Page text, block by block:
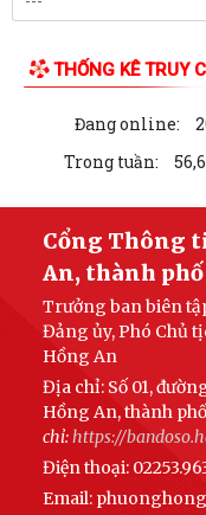
THUỐC CHO ĐỐI TƯỢNG
Phường Hồng An tổ
gia đình có đất mộ thuộc
NGHIỆP TRÊN ĐỊA BÀN VỀ
PHƯỜNG HỒNG AN: ĐƯA
TẠI 16 TỔ DÂN PHỐ –
PHƯỜNG HỒNG AN ĐẨY
CHÍ TOÀN QUỐC VỀ XÂY
ĐOÀN GIÁM SÁT CỦA
SÁT VIỆC THỰC HIỆN GIẢI
PHƯỜNG HỒNG AN ĐẨY
LIÊN KẾT WEB SITE
THỐNG KÊ TRUY